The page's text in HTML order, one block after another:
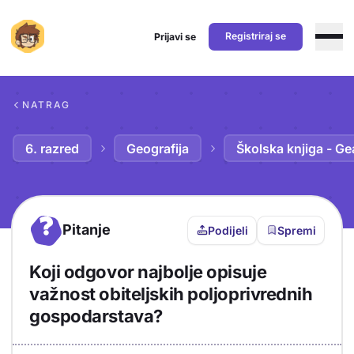
Prijavi se Registriraj se
NATRAG
6. razred Geografija Školska knjiga -
? Pitanje Podijeli Spremi
Koji odgovor najbolje opisuje
važnost obiteljskih poljoprivrednih
gospodarstava?